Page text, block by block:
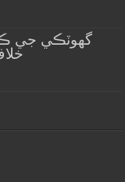
گهوٽڪي جي